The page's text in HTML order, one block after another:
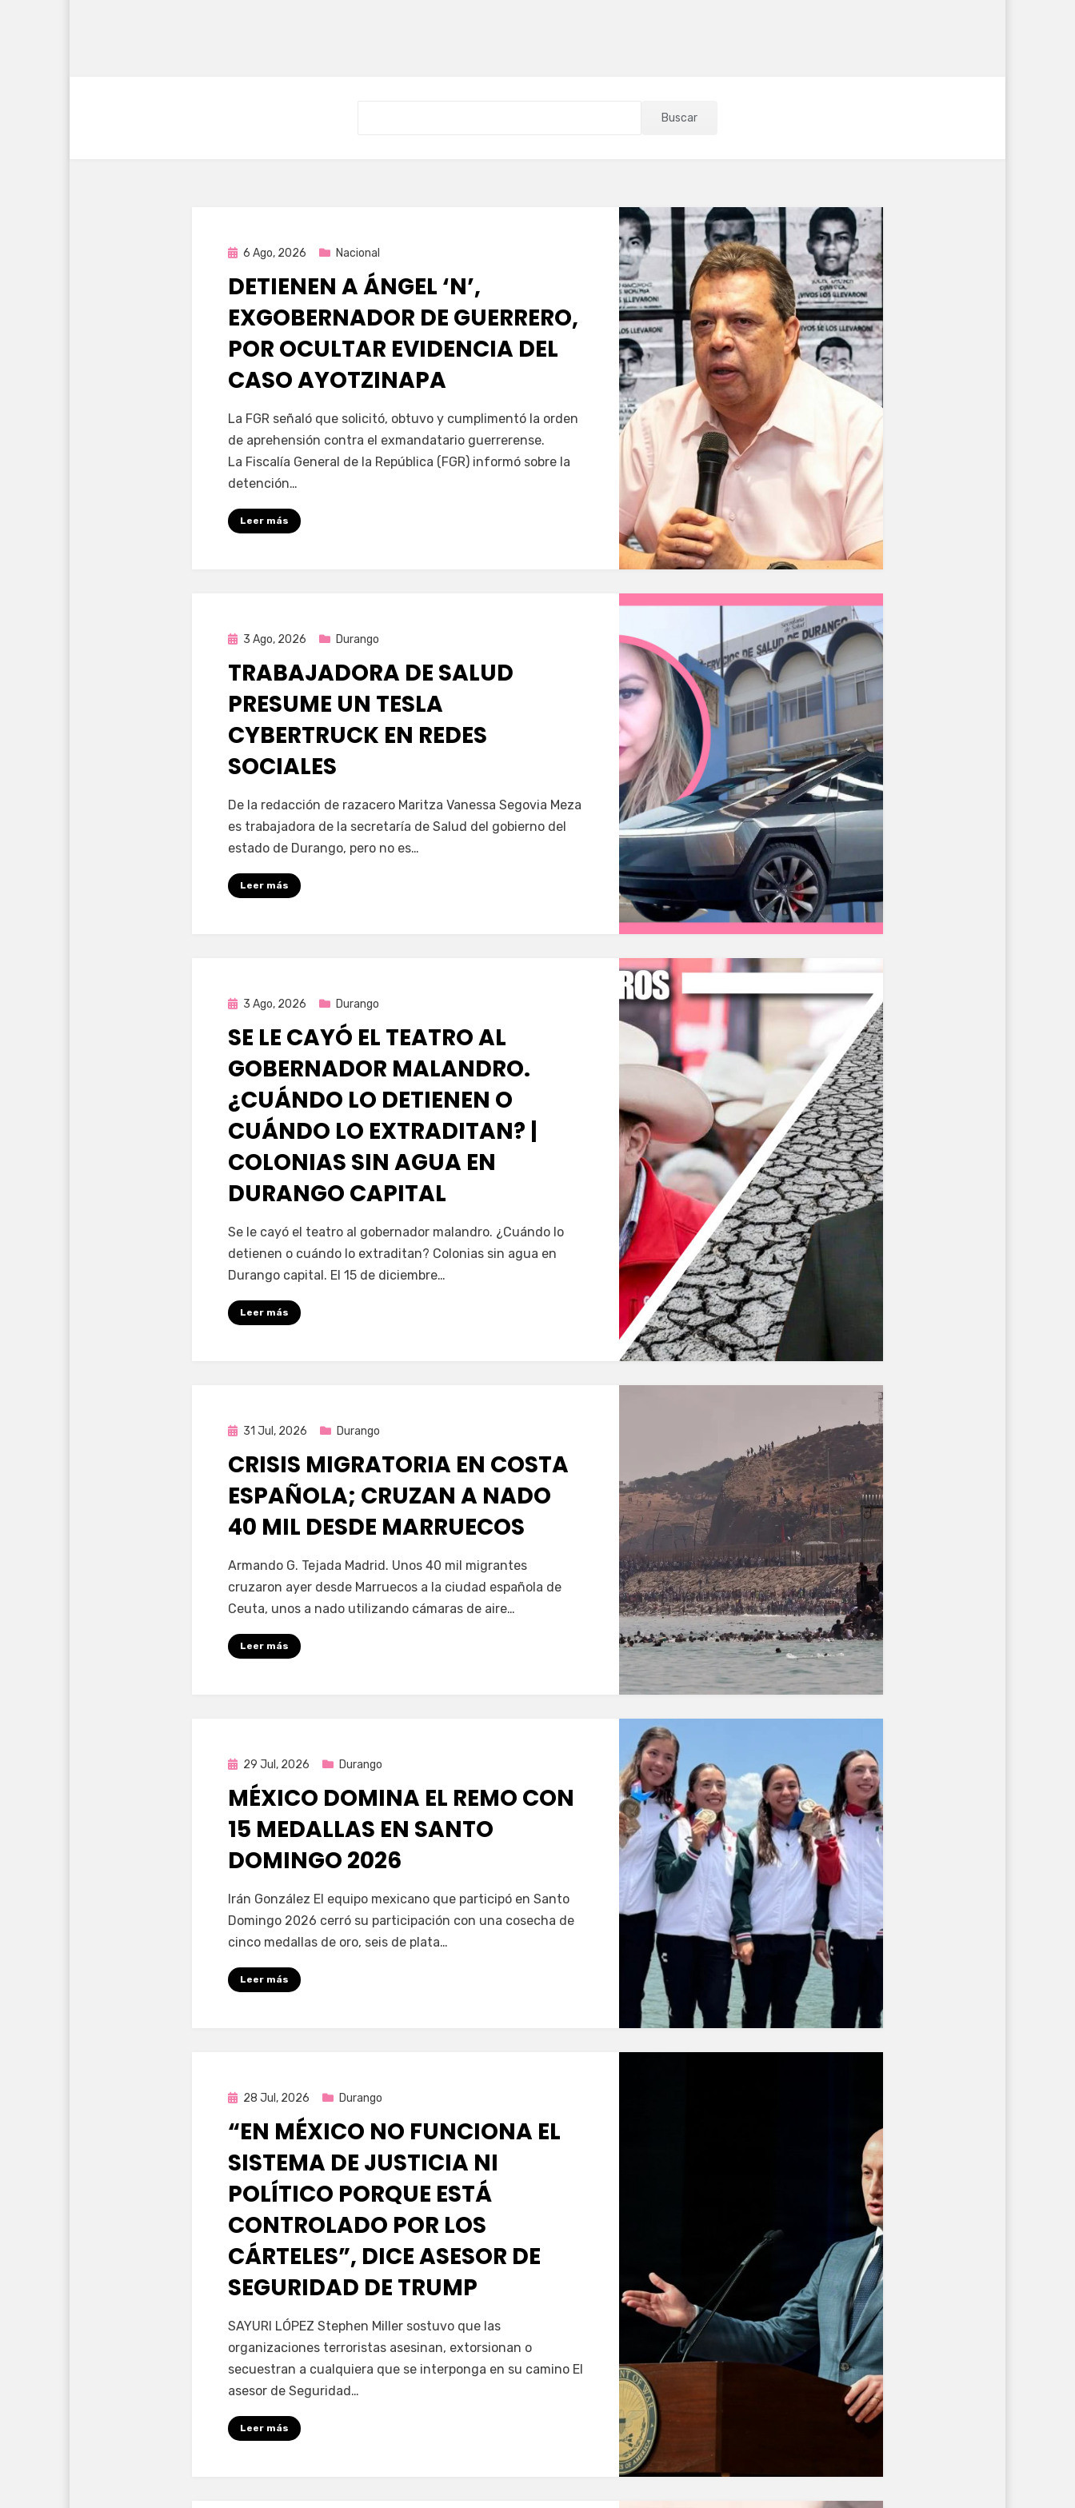
Buscar
Publicada
6 Ago, 2026 Nacional
DETIENEN A ÁNGEL ‘N’,
EXGOBERNADOR DE GUERRERO,
POR OCULTAR EVIDENCIA DEL
CASO AYOTZINAPA
porFernando Miranda Servín
La FGR señaló que solicitó, obtuvo y cumplimentó la orden
de aprehensión contra el exmandatario guerrerense.
La Fiscalía General de la República (FGR) informó sobre la
detención…
Leer más
Publicada
3 Ago, 2026 Durango
TRABAJADORA DE SALUD
PRESUME UN TESLA
CYBERTRUCK EN REDES
SOCIALES
porFernando Miranda Servín
De la redacción de razacero Maritza Vanessa Segovia Meza
es trabajadora de la secretaría de Salud del gobierno del
estado de Durango, pero no es…
Leer más
Publicada
3 Ago, 2026 Durango
SE LE CAYÓ EL TEATRO AL
GOBERNADOR MALANDRO.
¿CUÁNDO LO DETIENEN O
CUÁNDO LO EXTRADITAN? |
COLONIAS SIN AGUA EN
DURANGO CAPITAL
porFernando Miranda Servín
Se le cayó el teatro al gobernador malandro. ¿Cuándo lo
detienen o cuándo lo extraditan? Colonias sin agua en
Durango capital. El 15 de diciembre…
Leer más
Publicada
31 Jul, 2026 Durango
CRISIS MIGRATORIA EN COSTA
ESPAÑOLA; CRUZAN A NADO
40 MIL DESDE MARRUECOS
porFernando Miranda Servín
Armando G. Tejada Madrid. Unos 40 mil migrantes
cruzaron ayer desde Marruecos a la ciudad española de
Ceuta, unos a nado utilizando cámaras de aire…
Leer más
Publicada
29 Jul, 2026 Durango
MÉXICO DOMINA EL REMO CON
15 MEDALLAS EN SANTO
DOMINGO 2026
porFernando Miranda Servín
Irán González El equipo mexicano que participó en Santo
Domingo 2026 cerró su participación con una cosecha de
cinco medallas de oro, seis de plata…
Leer más
Publicada
28 Jul, 2026 Durango
“EN MÉXICO NO FUNCIONA EL
SISTEMA DE JUSTICIA NI
POLÍTICO PORQUE ESTÁ
CONTROLADO POR LOS
CÁRTELES”, DICE ASESOR DE
SEGURIDAD DE TRUMP
porFernando Miranda Servín
SAYURI LÓPEZ Stephen Miller sostuvo que las
organizaciones terroristas asesinan, extorsionan o
secuestran a cualquiera que se interponga en su camino El
asesor de Seguridad…
Leer más